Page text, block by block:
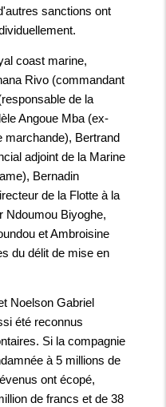
sanctions ont
coast marine,
Rivo (commandant
de la
Angoue Mba (ex-
marchande), Bertrand
adjoint de la Marine
Bernadin
de la Flotte à la
Ndoumou Biyoghe,
et Ambroisine
du délit de mise en
Noelson Gabriel
été reconnus
Si la compagnie
à 5 millions de
ont écopé,
de francs et de 38